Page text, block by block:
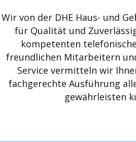
Wir von der DHE Haus- und
für Qualität und
kompetenten
freundlichen Mitarbeitern
Service vermitteln wir
fachgerechte Ausführung
gewährleisten